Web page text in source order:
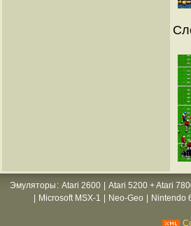
Эмуляторы : Atari 2600 Atari 5200 + Atari
Microsoft MSX-1 Neo-Geo Nintendo